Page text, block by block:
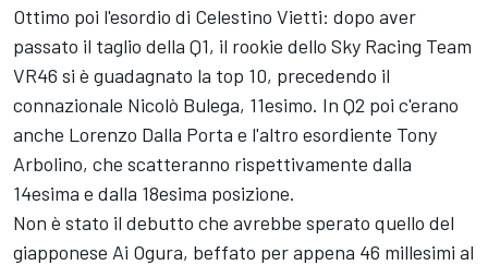
Ottimo poi l'esordio di Celestino Vietti: dopo aver
passato il taglio della Q1, il rookie dello Sky Racing Team
VR46 si è guadagnato la top 10, precedendo il
connazionale Nicolò Bulega, 11esimo. In Q2 poi c'erano
anche Lorenzo Dalla Porta e l'altro esordiente Tony
Arbolino, che scatteranno rispettivamente dalla
14esima e dalla 18esima posizione.
Non è stato il debutto che avrebbe sperato quello del
giapponese Ai Ogura, beffato per appena 46 millesimi al